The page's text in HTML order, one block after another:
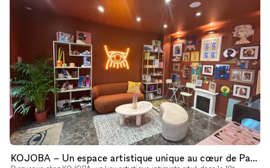
KOJOBA – Un espace artistique unique au cœur de Paris